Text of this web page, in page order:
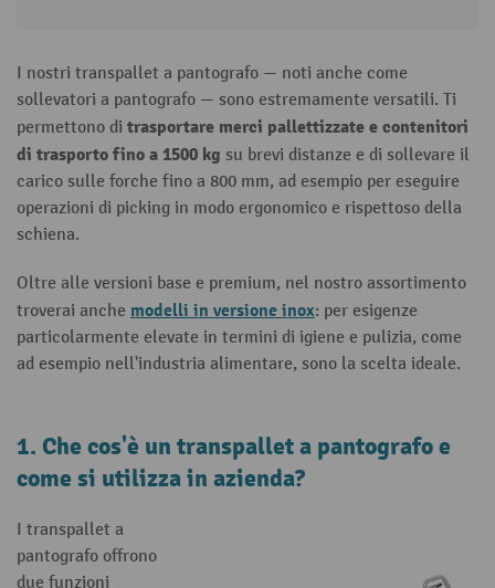
I nostri transpallet a pantografo — noti anche come
sollevatori a pantografo — sono estremamente versatili. Ti
permettono di trasportare merci pallettizzate e contenitori
di trasporto fino a 1500 kg su brevi distanze e di sollevare il
carico sulle forche fino a 800 mm, ad esempio per eseguire
operazioni di picking in modo ergonomico e rispettoso della
schiena.
Oltre alle versioni base e premium, nel nostro assortimento
troverai anche modelli in versione inox: per esigenze
particolarmente elevate in termini di igiene e pulizia, come
ad esempio nell'industria alimentare, sono la scelta ideale.
1. Che cos'è un transpallet a pantografo e
come si utilizza in azienda?
I transpallet a
pantografo offrono
due funzioni